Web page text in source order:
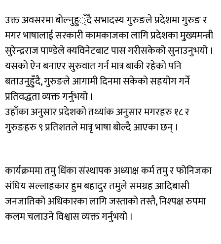
उक्त अवसरमा बोल्नुहु््ँदै सभादस्य गुरुङले प्रदेशमा गुरुङ र
मगर भाषालाई सरकारी कामकाजका लागि प्रदेशका मु्ख्यमन्त्री
सुरेन्द्रराज पाण्डेले क्यविनेटबाट पास गरीसकेको सुनाउनुभयो ।
यसको ऐन बनाएर सुरुवात गर्न मात्र बाकी रहेको पनि
बताउनुहु्ँदै, गुरुङले आगामी दिनमा सकेको सहयोग गर्ने
प्रतिवद्धता व्यक्त गर्नुभयो ।
उहाँका अनुसार प्रदेशको तथ्यांक अनुसार मगरहरु १८ र
गुरुङहरु ९ प्रतिशतले मात्रृ भाषा बोल्दै आएका छन् ।
कार्यक्रममा तमु धिंका संस्थापक अध्याक्ष कर्म तमु र फोनिजका
संघिय सल्लाहकार हुम बहादुर तमुले समग्रह आदिबासी
जनजातिको अधिकारका लागि जस्ताको तस्तै, निश्पक्ष रुपमा
कलम चलाउने विश्वास व्यक्त गर्नुभयो ।